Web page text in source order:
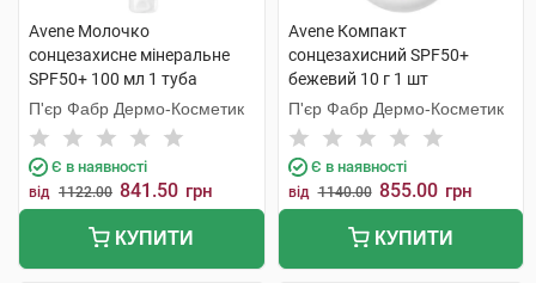
Avene Молочко
сонцезахисне мінеральне
SPF50+ 100 мл 1 туба
П'єр Фабр Дермо-Косметик
Є в наявності
від 1122.00 841.50 грн
КУПИТИ
Avene Компакт
сонцезахисний SPF50+
бежевий 10 г 1 шт
П'єр Фабр Дермо-Косметик
Є в наявності
від 1140.00 855.00 грн
КУПИТИ